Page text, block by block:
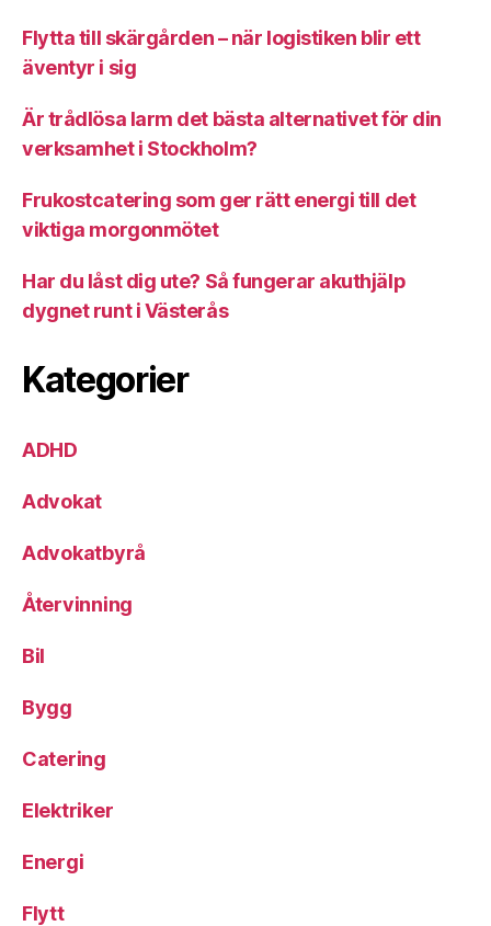
Flytta till skärgården – när logistiken blir ett
äventyr i sig
Är trådlösa larm det bästa alternativet för din
verksamhet i Stockholm?
Frukostcatering som ger rätt energi till det
viktiga morgonmötet
Har du låst dig ute? Så fungerar akuthjälp
dygnet runt i Västerås
Kategorier
ADHD
Advokat
Advokatbyrå
Återvinning
Bil
Bygg
Catering
Elektriker
Energi
Flytt